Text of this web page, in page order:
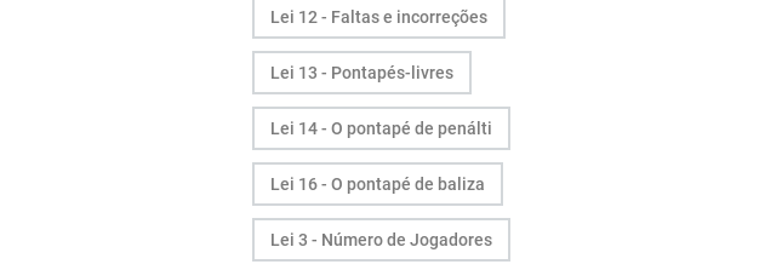
Lei 12 - Faltas e incorreções
Lei 13 - Pontapés-livres
Lei 14 - O pontapé de penálti
Lei 16 - O pontapé de baliza
Lei 3 - Número de Jogadores